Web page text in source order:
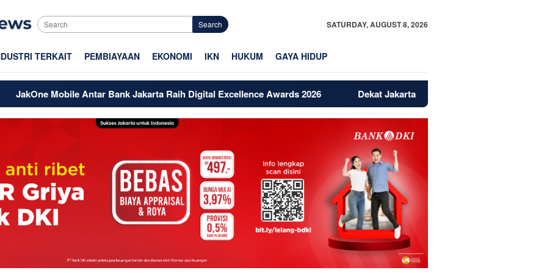
Search SATURDAY, AUGUST 8, 2026
TERKAIT PEMBIAYAAN EKONOMI IKN HUKUM GAYA HIDUP
Mobile Antar Bank Jakarta Raih Digital Excellence Awards 2026 Dekat Jakarta dan BSD, Bintaro Jadi Magnet Baru